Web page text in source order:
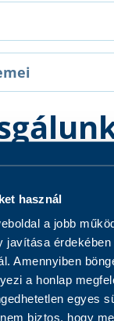
használ
a jobb
javítása
Amennyiben
a honlap
egyes
biztos, hogy
a
és az
és zsír